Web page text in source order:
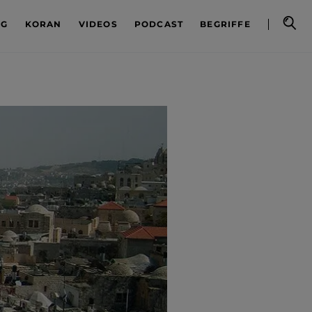
KORAN VIDEOS PODCAST BEGRIFFE